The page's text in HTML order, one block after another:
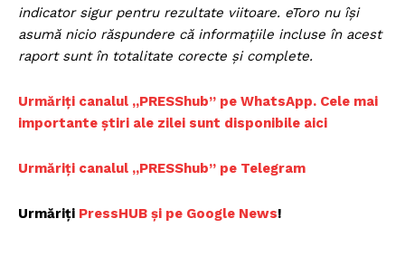
indicator sigur pentru rezultate viitoare. eToro nu își
asumă nicio răspundere că informațiile incluse în acest
raport sunt în totalitate corecte și complete.
Urmăriți canalul „PRESShub” pe WhatsApp. Cele mai
importante știri ale zilei sunt disponibile aici
Urmăriți canalul „PRESShub” pe Telegram
Urmăriți PressHUB și pe Google News!